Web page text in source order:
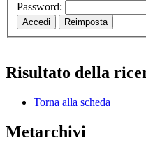
Password:
Risultato della
Torna alla scheda
Metarchivi